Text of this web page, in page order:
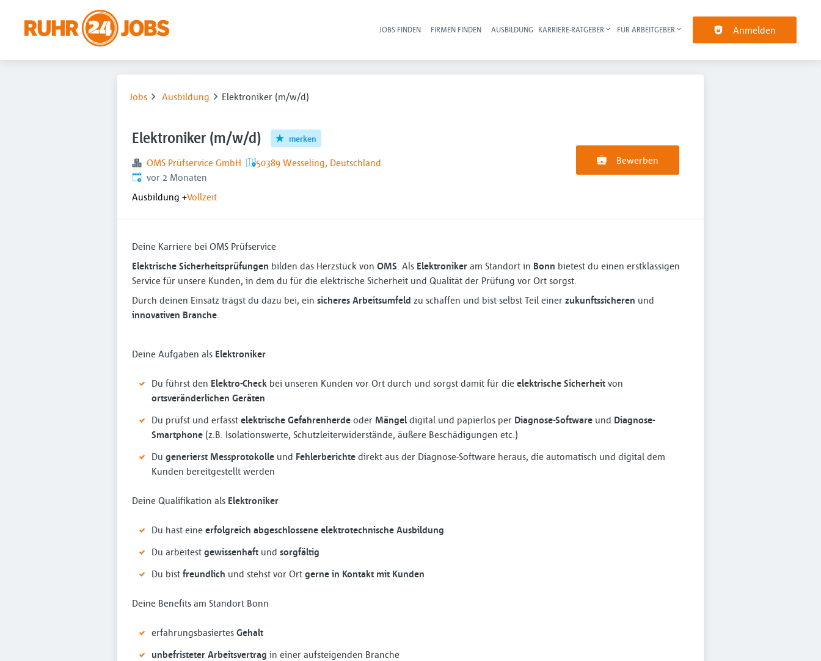
Haupt-Navigation
JOBS FINDEN FIRMEN FINDEN AUSBILDUNG KARRIERE-RATGEBER FÜR ARBEITGEBER Anmelden
Jobs Ausbildung Elektroniker (m/w/d)
Elektroniker (m/w/d) merken
OMS Prüfservice GmbH
50389 Wesseling, Deutschland
Veröffentlicht:
vor 2 Monaten
Ausbildung +Vollzeit
Bewerben
Deine Karriere bei OMS Prüfservice
Elektrische Sicherheitsprüfungen bilden das Herzstück von OMS. Als Elektroniker am Standort in Bonn bietest du einen erstklassigen
Service für unsere Kunden, in dem du für die elektrische Sicherheit und Qualität der Prüfung vor Ort sorgst.
Durch deinen Einsatz trägst du dazu bei, ein sicheres Arbeitsumfeld zu schaffen und bist selbst Teil einer zukunftssicheren und
innovativen Branche.
Deine Aufgaben als Elektroniker
Du führst den Elektro-Check bei unseren Kunden vor Ort durch und sorgst damit für die elektrische Sicherheit von
ortsveränderlichen Geräten
Du prüfst und erfasst elektrische Gefahrenherde oder Mängel digital und papierlos per Diagnose-Software und Diagnose-
Smartphone (z.B. Isolationswerte, Schutzleiterwiderstände, äußere Beschädigungen etc.)
Du generierst Messprotokolle und Fehlerberichte direkt aus der Diagnose-Software heraus, die automatisch und digital dem
Kunden bereitgestellt werden
Deine Qualifikation als Elektroniker
Du hast eine erfolgreich abgeschlossene elektrotechnische Ausbildung
Du arbeitest gewissenhaft und sorgfältig
Du bist freundlich und stehst vor Ort gerne in Kontakt mit Kunden
Deine Benefits am Standort Bonn
erfahrungsbasiertes Gehalt
unbefristeter Arbeitsvertrag in einer aufsteigenden Branche